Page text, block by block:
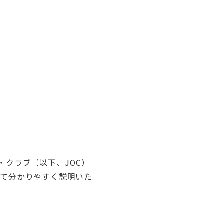
ラブ（以下、JOC）
分かりやすく説明いた